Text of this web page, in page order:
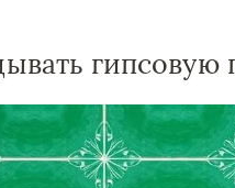
гипсовую